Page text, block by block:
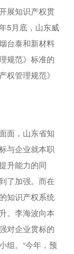
展知识产权贯
5月底，山东威
台泰和新材料
规范》标准的
权管理规范》
面，山东省知
与企业就本职
升能力的同
了加强。而在
知识产权系统
。李海波向本
对企业贯标的
组。“今年，预